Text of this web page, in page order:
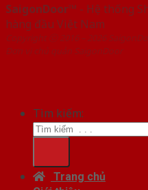
SaigonDoor™ - Hệ thống
hàng đầu Việt Nam
Copyright ⓒ 2016 – 2026
Đơn vị chủ quản SaigonDoor
Tìm kiếm:
Trang chủ